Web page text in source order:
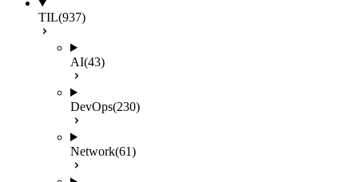
TIL(937)
AI(43)
DevOps(230)
Network(61)